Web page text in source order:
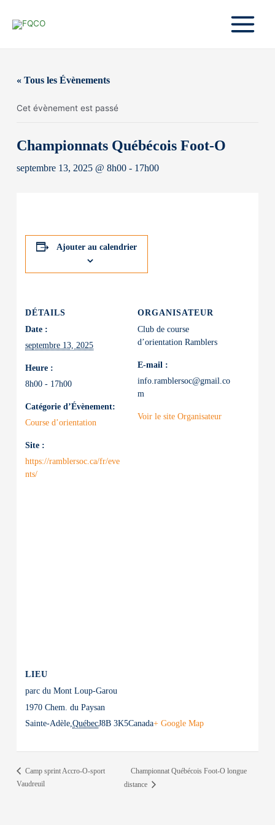
contenu
Main
« Tous les Évènements
Cet évènement est passé
Championnats Québécois Foot-O
septembre 13, 2025 @ 8h00 - 17h00
Ajouter au calendrier
DÉTAILS
Date :
septembre 13, 2025
Heure :
8h00 - 17h00
Catégorie d’Évènement:
Course d’orientation
Site :
https://ramblersoc.ca/fr/eve
nts/
ORGANISATEUR
Club de course
d’orientation Ramblers
E-mail :
info.ramblersoc@gmail.co
m
Voir le site Organisateur
LIEU
parc du Mont Loup-Garou
1970 Chem. du Paysan
Sainte-Adèle ,QuébecJ8B 3K5Canada+ Google Map
Camp sprint Accro-O-sport
Vaudreuil
Championnat Québécois Foot-O longue
distance